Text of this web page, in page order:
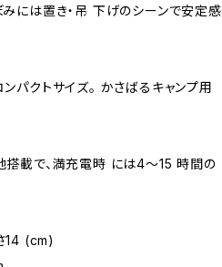
には置き・吊 下げのシーンで安定感
パクトサイズ。 かさばるキャンプ用
搭載で、満充電時 には4～15 時間の
14 (cm)